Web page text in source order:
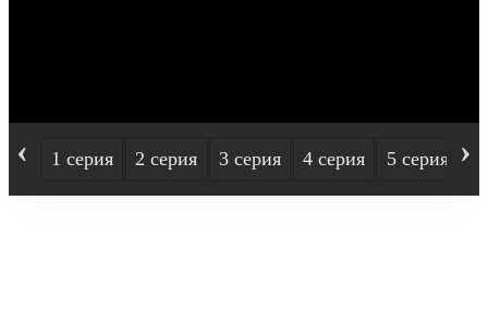
‹ 1 серия 2 серия 3 серия 4 серия 5 серия ›